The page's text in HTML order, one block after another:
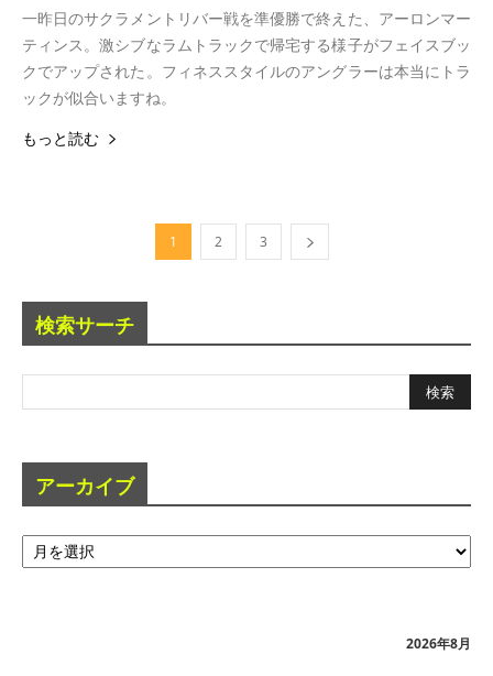
一昨日のサクラメントリバー戦を準優勝で終えた、アーロンマー
ティンス。激シブなラムトラックで帰宅する様子がフェイスブッ
クでアップされた。フィネススタイルのアングラーは本当にトラ
ックが似合いますね。
もっと読む
1 2 3
検索サーチ
アーカイブ
ア
ー
2026年8月